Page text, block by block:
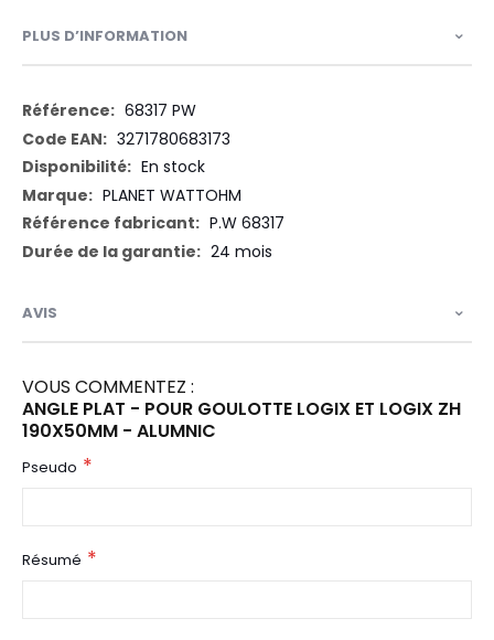
PLUS D’INFORMATION
Plus
d’information
68317 PW
3271780683173
En stock
PLANET WATTOHM
P.W 68317
24 mois
AVIS
VOUS COMMENTEZ :
ANGLE PLAT - POUR GOULOTTE LOGIX ET LOGIX ZH
190X50MM - ALUMNIC
Pseudo
Résumé